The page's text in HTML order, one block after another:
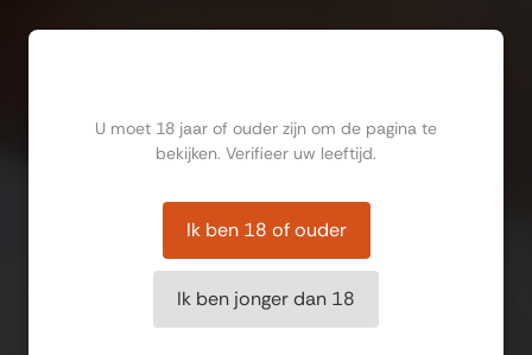
U moet 18 jaar of ouder zijn om de pagina te
bekijken. Verifieer uw leeftijd.
Ik ben 18 of ouder
Ik ben jonger dan 18